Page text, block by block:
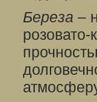
Береза –
розовато-